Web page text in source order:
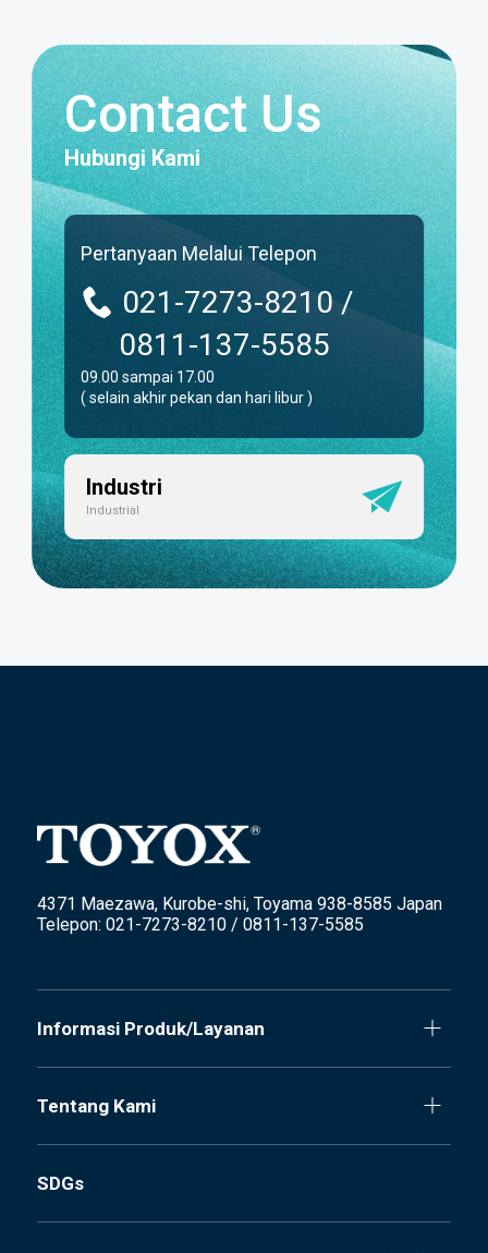
Contact Us
Hubungi Kami
Pertanyaan Melalui Telepon
021-7273-8210 /
0811-137-5585
09.00 sampai 17.00
( selain akhir pekan dan hari libur )
Industri
Industrial
4371 Maezawa, Kurobe-shi, Toyama 938-8585 Japan
Telepon: 021-7273-8210 / 0811-137-5585
Informasi Produk/Layanan
Tentang Kami
SDGs